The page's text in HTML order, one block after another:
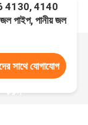
6 4130, 4140
পাইপ, পানীয় জল
সাথে যোগাযোগ
করুন